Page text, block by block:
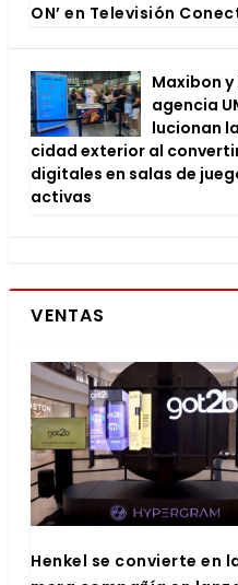
ON’ en Tele­vi­sión
Maxi­bon y
agen­cia
lu­cio­nan
ci­dad exte­rior al
digi­ta­les en salas de
ac­ti­vas
VENTAS
Hen­kel se con­vier­te en